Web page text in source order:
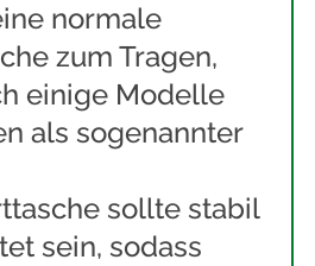
normale
zum Tragen,
einige Modelle
als sogenannter
sollte stabil
sein, sodass